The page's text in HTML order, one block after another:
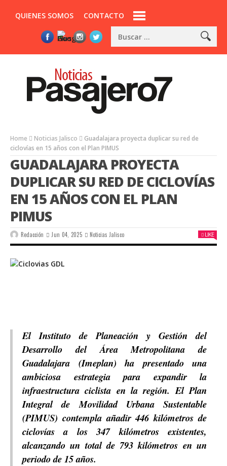
QUIENES SOMOS CONTACTO
Home Noticias Jalisco
Guadalajara proyecta duplicar su red de
ciclovías en 15 años con el Plan PIMUS
GUADALAJARA PROYECTA
DUPLICAR SU RED DE CICLOVÍAS
EN 15 AÑOS CON EL PLAN
PIMUS
Redacción Jun 04, 2025 Noticias Jalisco LIKE
El Instituto de Planeación y Gestión del
Desarrollo del Área Metropolitana de
Guadalajara (Imeplan) ha presentado una
ambiciosa estrategia para expandir la
infraestructura ciclista en la región. El Plan
Integral de Movilidad Urbana Sustentable
(PIMUS) contempla añadir 446 kilómetros de
ciclovías a los 347 kilómetros existentes,
alcanzando un total de 793 kilómetros en un
periodo de 15 años.